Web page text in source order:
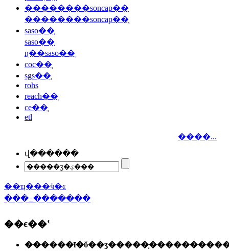
��������soncap��֤
��������soncap��֤
saso��֤
saso��֤
ɳ��saso��֤
coc��֤
sgs��֤
rohs
reach��֤
ce��֤
etl
����...
վ������
��ҵ���ӵ�ͼ
���߸�������
��ϵ��ʽ